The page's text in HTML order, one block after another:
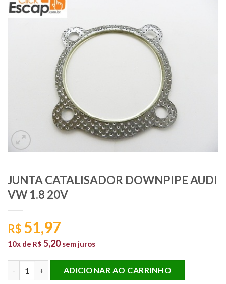
JUNTA CATALISADOR DOWNPIPE AUDI
VW 1.8 20V
R$ 51,97
10x de R$ 5,20 sem juros
ADICIONAR AO CARRINHO